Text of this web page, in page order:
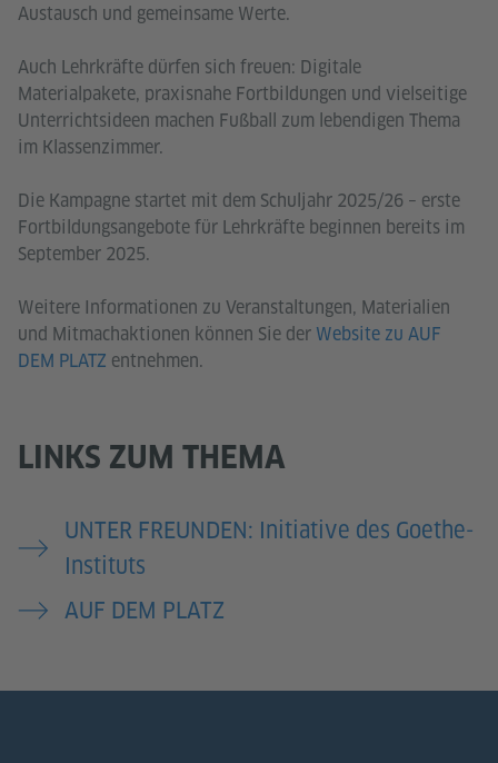
Austausch und gemeinsame Werte.
Auch Lehrkräfte dürfen sich freuen: Digitale
Materialpakete, praxisnahe Fortbildungen und vielseitige
Unterrichtsideen machen Fußball zum lebendigen Thema
im Klassenzimmer.
Die Kampagne startet mit dem Schuljahr 2025/26 – erste
Fortbildungsangebote für Lehrkräfte beginnen bereits im
September 2025.
Weitere Informationen zu Veranstaltungen, Materialien
und Mitmachaktionen können Sie der Website zu AUF
DEM PLATZ entnehmen.
LINKS ZUM THEMA
UNTER FREUNDEN: Initiative des Goethe-
Instituts
AUF DEM PLATZ